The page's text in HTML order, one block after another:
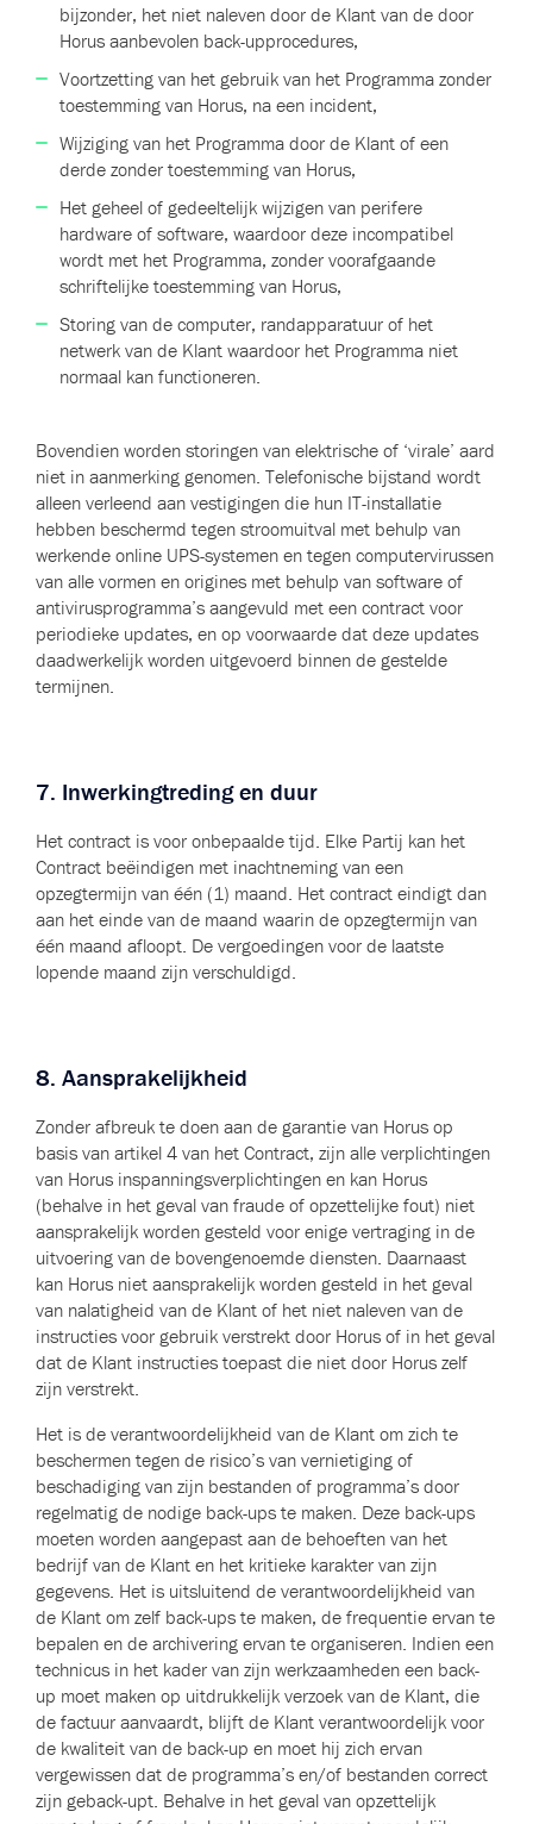
bijzonder, het niet naleven door de Klant van de door
Horus aanbevolen back-upprocedures,
Voortzetting van het gebruik van het Programma zonder
toestemming van Horus, na een incident,
Wijziging van het Programma door de Klant of een
derde zonder toestemming van Horus,
Het geheel of gedeeltelijk wijzigen van perifere
hardware of software, waardoor deze incompatibel
wordt met het Programma, zonder voorafgaande
schriftelijke toestemming van Horus,
Storing van de computer, randapparatuur of het
netwerk van de Klant waardoor het Programma niet
normaal kan functioneren.
Bovendien worden storingen van elektrische of ‘virale’ aard
niet in aanmerking genomen. Telefonische bijstand wordt
alleen verleend aan vestigingen die hun IT-installatie
hebben beschermd tegen stroomuitval met behulp van
werkende online UPS-systemen en tegen computervirussen
van alle vormen en origines met behulp van software of
antivirusprogramma’s aangevuld met een contract voor
periodieke updates, en op voorwaarde dat deze updates
daadwerkelijk worden uitgevoerd binnen de gestelde
termijnen.
7. Inwerkingtreding en duur
Het contract is voor onbepaalde tijd. Elke Partij kan het
Contract beëindigen met inachtneming van een
opzegtermijn van één (1) maand. Het contract eindigt dan
aan het einde van de maand waarin de opzegtermijn van
één maand afloopt. De vergoedingen voor de laatste
lopende maand zijn verschuldigd.
8. Aansprakelijkheid
Zonder afbreuk te doen aan de garantie van Horus op
basis van artikel 4 van het Contract, zijn alle verplichtingen
van Horus inspanningsverplichtingen en kan Horus
(behalve in het geval van fraude of opzettelijke fout) niet
aansprakelijk worden gesteld voor enige vertraging in de
uitvoering van de bovengenoemde diensten. Daarnaast
kan Horus niet aansprakelijk worden gesteld in het geval
van nalatigheid van de Klant of het niet naleven van de
instructies voor gebruik verstrekt door Horus of in het geval
dat de Klant instructies toepast die niet door Horus zelf
zijn verstrekt.
Het is de verantwoordelijkheid van de Klant om zich te
beschermen tegen de risico’s van vernietiging of
beschadiging van zijn bestanden of programma’s door
regelmatig de nodige back-ups te maken. Deze back-ups
moeten worden aangepast aan de behoeften van het
bedrijf van de Klant en het kritieke karakter van zijn
gegevens. Het is uitsluitend de verantwoordelijkheid van
de Klant om zelf back-ups te maken, de frequentie ervan te
bepalen en de archivering ervan te organiseren. Indien een
technicus in het kader van zijn werkzaamheden een back-
up moet maken op uitdrukkelijk verzoek van de Klant, die
de factuur aanvaardt, blijft de Klant verantwoordelijk voor
de kwaliteit van de back-up en moet hij zich ervan
vergewissen dat de programma’s en/of bestanden correct
zijn geback-upt. Behalve in het geval van opzettelijk